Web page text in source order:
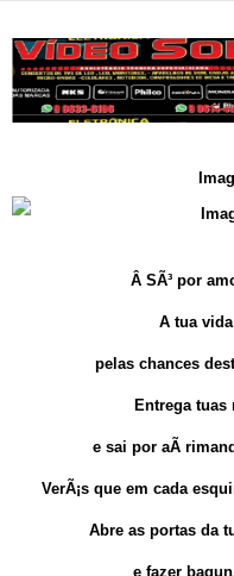
Â SÃ³ por
A tua
pelas chances
Entrega tuas
e sai por aÃ­
VerÃ¡s que em cada
Abre as portas da
e fazer